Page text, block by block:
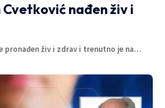
nađen živ i
pronađen živ i zdrav i trenutno je na…